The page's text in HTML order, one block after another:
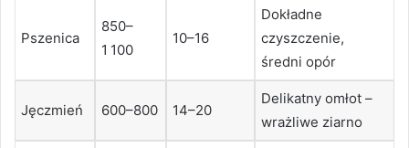
Pszenica
850–
1 100
10–16
Dokładne
czyszczenie,
średni opór
Jęczmień 600–800 14–20
Delikatny omłot –
wrażliwe ziarno